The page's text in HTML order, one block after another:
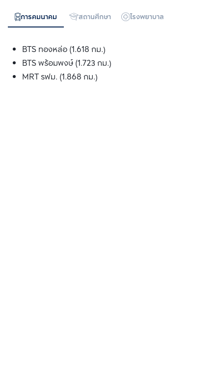
การคมนาคม สถานศึกษา โรงพยาบาล
BTS ทองหล่อ (1.618 กม.)
BTS พร้อมพงษ์ (1.723 กม.)
MRT รฟม. (1.868 กม.)